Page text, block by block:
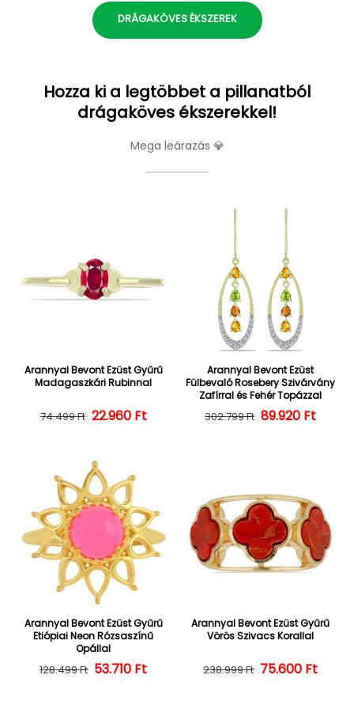
DRÁGAKÖVES ÉKSZEREK
Hozza ki a legtöbbet a pillanatból
drágaköves ékszerekkel!
Mega leárazás 💎
Arannyal Bevont Ezüst Gyűrű
Madagaszkári Rubinnal
Normál ár
74.499 Ft Kedvezményes ár
22.960 Ft
Arannyal Bevont Ezüst
Fülbevaló Rosebery Szivárvány
Zafírral és Fehér Topázzal
Normál ár
302.799 Ft 89.920 Ft
Arannyal Bevont Ezüst Gyűrű
Etiópiai Neon Rózsaszínű
Opállal
Normál ár
128.499 Ft Kedvezményes ár
53.710 Ft
Arannyal Bevont Ezüst Gyűrű
Vörös Szivacs Korallal
Normál ár
238.999 Ft 75.600 Ft